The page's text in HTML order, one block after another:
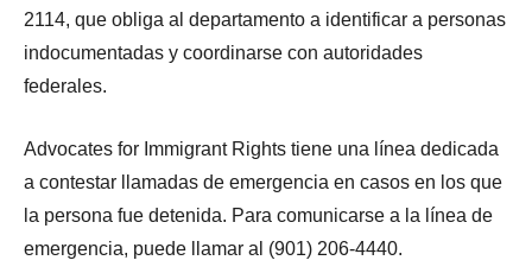
2114, que obliga al departamento a identificar a personas
indocumentadas y coordinarse con autoridades
federales.
Advocates for Immigrant Rights tiene una línea dedicada
a contestar llamadas de emergencia en casos en los que
la persona fue detenida. Para comunicarse a la línea de
emergencia, puede llamar al (901) 206-4440.